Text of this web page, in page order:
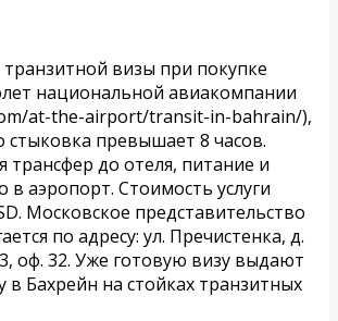
визы при покупке
национальной авиакомпании
at-the-airport/transit-in-bahrain/),
стыковка превышает 8 часов.
трансфер до отеля, питание и
в аэропорт. Стоимость услуги
Московское представительство
по адресу: ул. Пречистенка, д.
оф. 32. Уже готовую визу выдают
в Бахрейн на стойках транзитных